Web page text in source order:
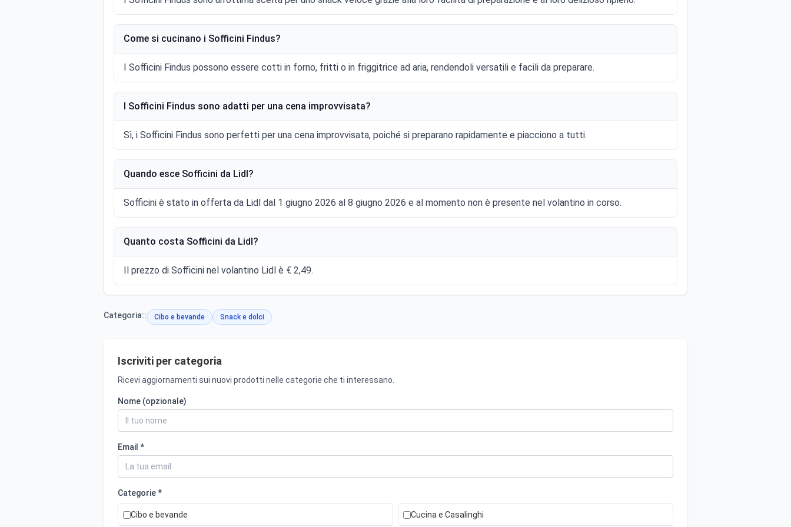
Come si cucinano i Sofficini Findus?
I Sofficini Findus possono essere cotti in forno, fritti o in friggitrice ad aria, rendendoli versatili e facili da preparare.
I Sofficini Findus sono adatti per una cena improvvisata?
Sì, i Sofficini Findus sono perfetti per una cena improvvisata, poiché si preparano rapidamente e piacciono a tutti.
Quando esce Sofficini da Lidl?
Sofficini è stato in offerta da Lidl dal 1 giugno 2026 al 8 giugno 2026 e al momento non è presente nel volantino in corso.
Quanto costa Sofficini da Lidl?
Il prezzo di Sofficini nel volantino Lidl è € 2,49.
Categoria:: Cibo e bevande Snack e dolci
Iscriviti per categoria
Ricevi aggiornamenti sui nuovi prodotti nelle categorie che ti interessano.
Nome (opzionale)
Email *
Categorie *
Cibo e bevande Cucina e Casalinghi